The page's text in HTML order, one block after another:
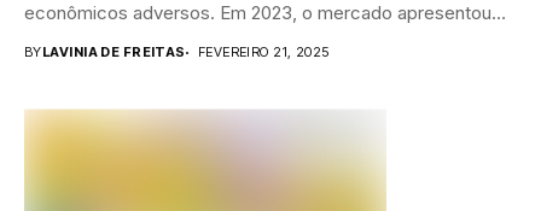
econômicos adversos. Em 2023, o mercado apresentou
BYLAVINIA DE FREITAS FEVEREIRO 21, 2025